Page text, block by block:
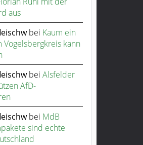
aus
bei Kaum ein
Vogelsbergkreis kann
bei Alsfelder
AfD-
bei MdB
sind echte